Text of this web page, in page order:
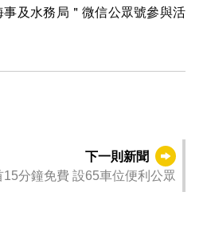
及水務局＂微信公眾號參與活
下一則新聞
分鐘免費 設65車位便利公眾